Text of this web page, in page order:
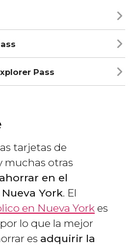
Pass
tarjetas de
muchas otras
ahorrar en el
York. El
en Nueva York es
lo que la mejor
es adquirir la